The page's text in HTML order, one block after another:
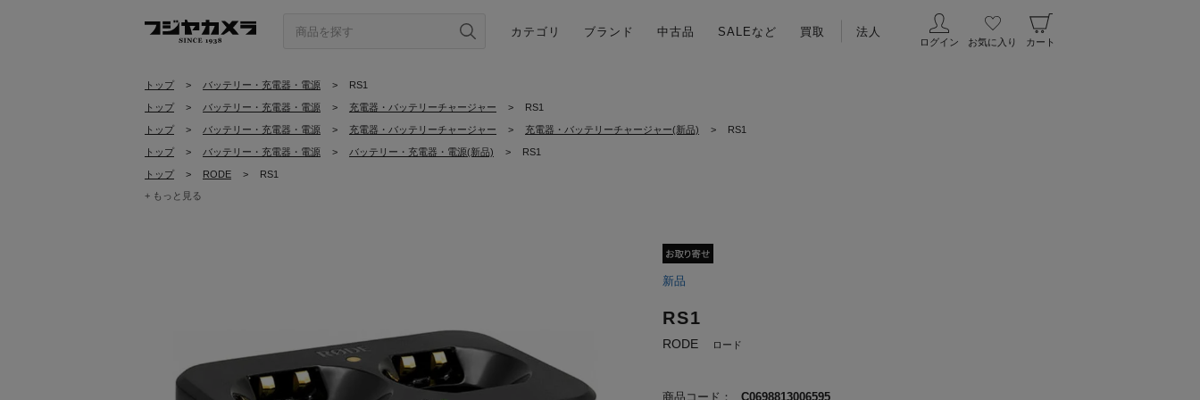
カテゴリ ブランド 中古品 SALEなど 買取 法人
ログイン お気に入り カート
トップ > バッテリー・充電器・電源 > RS1
トップ > バッテリー・充電器・電源 > 充電器・バッテリーチャージャー > RS1
トップ > バッテリー・充電器・電源 > 充電器・バッテリーチャージャー > 充電器・バッテリーチャージャー(新品) > RS1
トップ > バッテリー・充電器・電源 > バッテリー・充電器・電源(新品) > RS1
トップ > RODE >
RS1
+ もっと見る
新品
RS1
RODE ロード
商品コード： C0698813006595